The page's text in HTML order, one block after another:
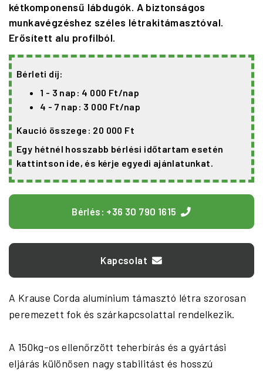
kétkomponensű lábdugók. A biztonságos
munkavégzéshez széles létrakitámasztóval.
Erősített alu profilból.
Bérleti díj:
1 - 3 nap: 4 000 Ft/nap
4 - 7 nap: 3 000 Ft/nap
Kaució összege: 20 000 Ft
Egy hétnél hosszabb bérlési időtartam esetén
kattintson ide, és kérje egyedi ajánlatunkat.
Bérlés: +36 30 790 1615
Kapcsolat
A Krause Corda alumínium támasztó létra szorosan
peremezett fok és szárkapcsolattal rendelkezik.
A 150kg-os ellenőrzött teherbírás és a gyártási
eljárás különösen nagy stabilitást és hosszú